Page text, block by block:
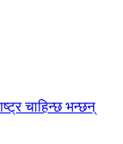
चाहिन्छ भन्छन्